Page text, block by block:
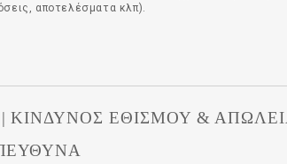
αποτελέσματα κλπ).
ΚΙΝΔΥΝΟΣ ΕΘΙΣΜΟΥ &